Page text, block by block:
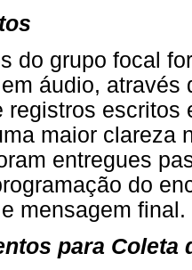
do grupo focal
áudio, através
registros escritos
maior clareza
entregues
do
mensagem final.
para Coleta